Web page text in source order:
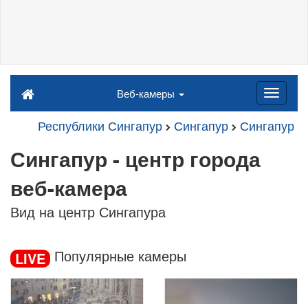
Веб-камеры
Республики Сингапур Сингапур Сингапур
Сингапур - центр города
веб-камера
Вид на центр Сингапура
LIVE Популярные камеры